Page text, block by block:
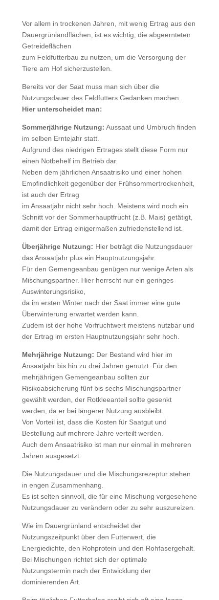
Vor allem in trockenen Jahren, mit wenig Ertrag aus den
Dauergrünlandflächen, ist es wichtig, die abgeernteten
Getreideflächen
zum Feldfutterbau zu nutzen, um die Versorgung der
Tiere am Hof sicherzustellen.
Bereits vor der Saat muss man sich über die
Nutzungsdauer des Feldfutters Gedanken machen.
Hier unterscheidet man:
Sommerjährige Nutzung: Aussaat und Umbruch finden
im selben Erntejahr statt.
Aufgrund des niedrigen Ertrages stellt diese Form nur
einen Notbehelf im Betrieb dar.
Neben dem jährlichen Ansaatrisiko und einer hohen
Empfindlichkeit gegenüber der Frühsommertrockenheit,
ist auch der Ertrag
im Ansaatjahr nicht sehr hoch. Meistens wird noch ein
Schnitt vor der Sommerhauptfrucht (z.B. Mais) getätigt,
damit der Ertrag einigermaßen zufriedenstellend ist.
Überjährige Nutzung: Hier beträgt die Nutzungsdauer
das Ansaatjahr plus ein Hauptnutzungsjahr.
Für den Gemengeanbau genügen nur wenige Arten als
Mischungspartner. Hier herrscht nur ein geringes
Auswinterungsrisiko,
da im ersten Winter nach der Saat immer eine gute
Überwinterung erwartet werden kann.
Zudem ist der hohe Vorfruchtwert meistens nutzbar und
der Ertrag im ersten Hauptnutzungsjahr sehr hoch.
Mehrjährige Nutzung: Der Bestand wird hier im
Ansaatjahr bis hin zu drei Jahren genutzt. Für den
mehrjährigen Gemengeanbau sollten zur
Risikoabsicherung fünf bis sechs Mischungspartner
gewählt werden, der Rotkleeanteil sollte gesenkt
werden, da er bei längerer Nutzung ausbleibt.
Von Vorteil ist, dass die Kosten für Saatgut und
Bestellung auf mehrere Jahre verteilt werden.
Auch dem Ansaatrisiko ist man nur einmal in mehreren
Jahren ausgesetzt.
Die Nutzungsdauer und die Mischungsrezeptur stehen
in engen Zusammenhang.
Es ist selten sinnvoll, die für eine Mischung vorgesehene
Nutzungsdauer zu verändern oder zu sehr auszureizen.
Wie im Dauergrünland entscheidet der
Nutzungszeitpunkt über den Futterwert, die
Energiedichte, den Rohprotein und den Rohfasergehalt.
Bei Mischungen richtet sich der optimale
Nutzungstermin nach der Entwicklung der
dominierenden Art.